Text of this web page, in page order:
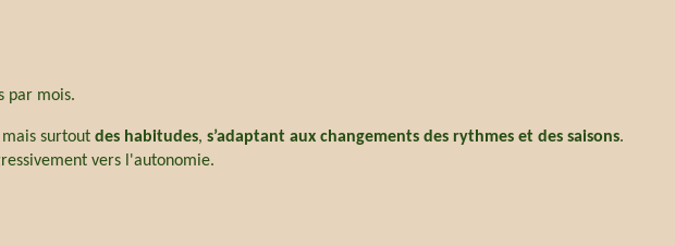
par mois.
surtout des habitudes, s’adaptant aux changements des rythmes et des saisons.
vers l'autonomie.